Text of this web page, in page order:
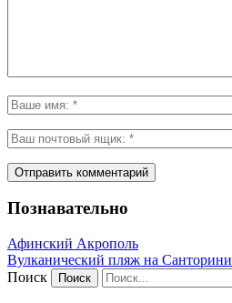
Познавательно
Афинский Акрополь
Вулканический пляж на Санторини
Поиск